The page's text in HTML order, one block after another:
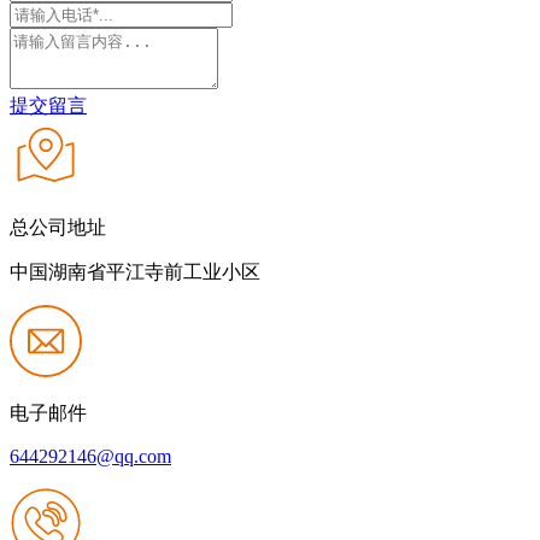
提交留言
总公司地址
中国湖南省平江寺前工业小区
电子邮件
644292146@qq.com